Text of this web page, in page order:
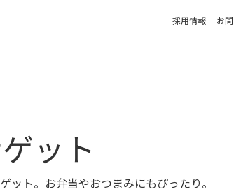
採用情報 お
ット
ト。お弁当やおつまみにもぴったり。